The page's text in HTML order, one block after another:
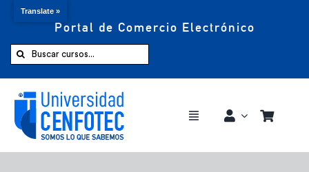
Portal de Comercio Electrónico
Buscar:
Toggle
Comprar ahora
Translate »